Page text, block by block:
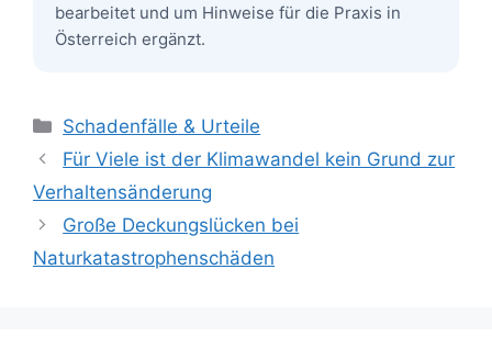
bearbeitet und um Hinweise für die Praxis in
Österreich ergänzt.
Kategorien
Schadenfälle & Urteile
Für Viele ist der Klimawandel kein Grund zur
Verhaltensänderung
Große Deckungslücken bei
Naturkatastrophenschäden